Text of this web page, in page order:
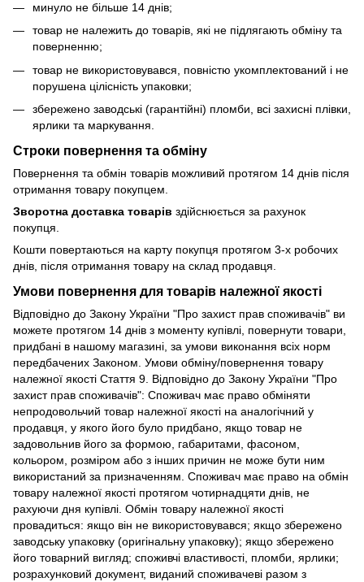
минуло не більше 14 днів;
товар не належить до товарів, які не підлягають обміну та
поверненню;
товар не використовувався, повністю укомплектований і не
порушена цілісність упаковки;
збережено заводські (гарантійні) пломби, всі захисні плівки,
ярлики та маркування.
Строки повернення та обміну
Повернення та обмін товарів можливий протягом 14 днів після
отримання товару покупцем.
Зворотна доставка товарів здійснюється за рахунок
покупця.
Кошти повертаються на карту покупця протягом 3-х робочих
днів, після отримання товару на склад продавця.
Умови повернення для товарів належної якості
Відповідно до Закону України "Про захист прав споживачів" ви
можете протягом 14 днів з моменту купівлі, повернути товари,
придбані в нашому магазині, за умови виконання всіх норм
передбачених Законом. Умови обміну/повернення товару
належної якості Стаття 9. Відповідно до Закону України "Про
захист прав споживачів": Споживач має право обміняти
непродовольчий товар належної якості на аналогічний у
продавця, у якого його було придбано, якщо товар не
задовольнив його за формою, габаритами, фасоном,
кольором, розміром або з інших причин не може бути ним
використаний за призначенням. Споживач має право на обмін
товару належної якості протягом чотирнадцяти днів, не
рахуючи дня купівлі. Обмін товару належної якості
провадиться: якщо він не використовувався; якщо збережено
заводську упаковку (оригінальну упаковку); якщо збережено
його товарний вигляд; споживчі властивості, пломби, ярлики;
розрахунковий документ, виданий споживачеві разом з